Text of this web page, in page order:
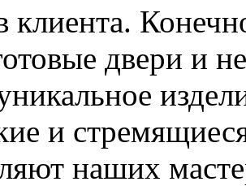
клиента.
двери и
и
наших